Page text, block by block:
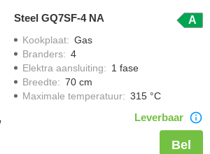
Steel GQ7SF-4 NA A
Kookplaat: Gas
Branders: 4
Elektra aansluiting: 1 fase
Breedte: 70 cm
Maximale temperatuur: 315 °C
Leverbaar
Bel